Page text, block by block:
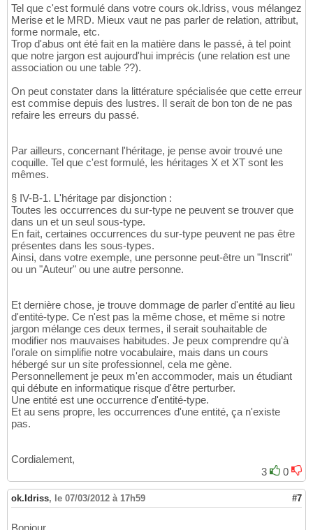
Tel que c'est formulé dans votre cours ok.Idriss, vous mélangez
Merise et le MRD. Mieux vaut ne pas parler de relation, attribut,
forme normale, etc.
Trop d'abus ont été fait en la matière dans le passé, à tel point
que notre jargon est aujourd'hui imprécis (une relation est une
association ou une table ??).
On peut constater dans la littérature spécialisée que cette erreur
est commise depuis des lustres. Il serait de bon ton de ne pas
refaire les erreurs du passé.
Par ailleurs, concernant l'héritage, je pense avoir trouvé une
coquille. Tel que c'est formulé, les héritages X et XT sont les
mêmes.
§ IV-B-1. L'héritage par disjonction :
Toutes les occurrences du sur-type ne peuvent se trouver que
dans un et un seul sous-type.
En fait, certaines occurrences du sur-type peuvent ne pas être
présentes dans les sous-types.
Ainsi, dans votre exemple, une personne peut-être un "Inscrit"
ou un "Auteur" ou une autre personne.
Et dernière chose, je trouve dommage de parler d'entité au lieu
d'entité-type. Ce n'est pas la même chose, et même si notre
jargon mélange ces deux termes, il serait souhaitable de
modifier nos mauvaises habitudes. Je peux comprendre qu'à
l'orale on simplifie notre vocabulaire, mais dans un cours
hébergé sur un site professionnel, cela me gène.
Personnellement je peux m'en accommoder, mais un étudiant
qui débute en informatique risque d'être perturber.
Une entité est une occurrence d'entité-type.
Et au sens propre, les occurrences d'une entité, ça n'existe
pas.
Cordialement,
3
0
ok.Idriss, le 07/03/2012 à 17h59 #7
Bonjour.